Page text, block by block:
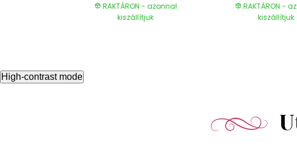
RAKTÁRON - azonnal
kiszállítjuk
RAKTÁRON -
kiszállítjuk
High-contrast mode